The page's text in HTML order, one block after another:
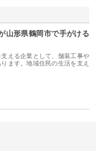
山形県鶴岡市で手がける
える企業として、舗装工事や
ます。地域住民の生活を支え